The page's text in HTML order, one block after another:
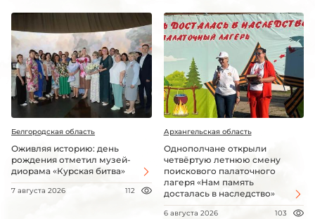
Белгородская область
Оживляя историю: день
рождения отметил музей-
диорама «Курская битва»
7 августа 2026 112
Архангельская область
Однополчане открыли
четвёртую летнюю смену
поискового палаточного
лагеря «Нам память
досталась в наследство»
6 августа 2026 103